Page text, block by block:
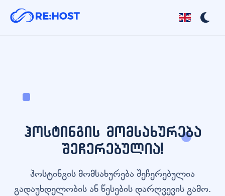
ჰოსტინგის მომსახურება
შეჩერებულია!
ჰოსტინგის მომსახურება შეჩერებულია
გადაუხდელობის ან წესების დარღვევის გამო.